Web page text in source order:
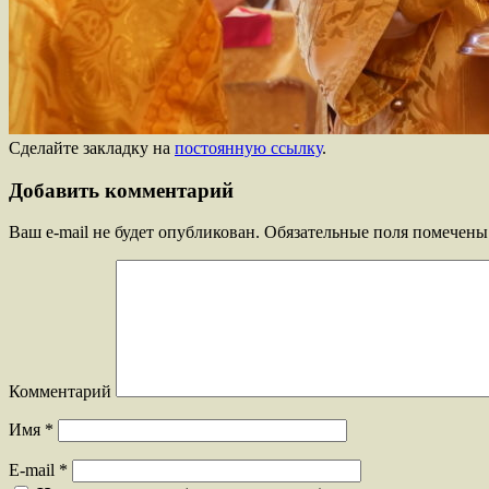
Сделайте закладку на постоянную ссылку.
Добавить комментарий
Ваш e-mail не будет опубликован. Обязательные поля
Комментарий
Имя *
E-mail *